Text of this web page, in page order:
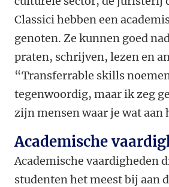
Classici hebben een
genoten. Ze kunnen goed
praten, schrijven, lezen en
“Transferrable skills
tegenwoordig, maar ik zeg
zijn mensen waar je wat aan
Academische
Academische vaardigheden
studenten het meest bij aan